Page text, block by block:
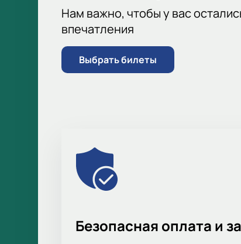
Нам важно, чтобы у вас
впечатления
Выбрать билеты
Безопасная оплата и